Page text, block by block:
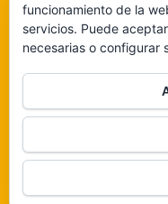
funciones.
funcionamiento de la
servicios. Puede
necesarias o configurar